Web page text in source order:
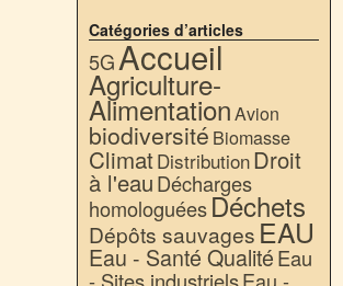
Catégories d’articles
5GAccueil
Agriculture-
AlimentationAvion
biodiversité Biomasse
ClimatDistributionDroit
à l'eauDécharges
homologuéesDéchets
Dépôts sauvages EAU
Eau - Santé QualitéEau